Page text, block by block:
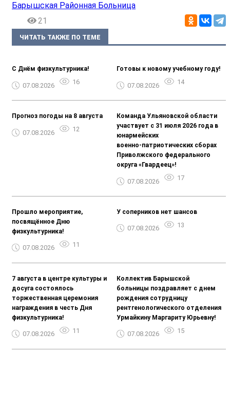
Барышская Районная Больница
21
ЧИТАТЬ ТАКЖЕ ПО ТЕМЕ
С Днём физкультурника!
07.08.2026 16
Готовы к новому учебному году!
07.08.2026 14
Прогноз погоды на 8 августа
07.08.2026 12
Команда Ульяновской области
участвует с 31 июля 2026 года в
юнармейских
военно‑патриотических сборах
Приволжского федерального
округа «Гвардеец»!
07.08.2026 17
Прошло мероприятие,
посвящённое Дню
физкультурника!
07.08.2026 11
У соперников нет шансов
07.08.2026 13
7 августа в центре культуры и
досуга состоялось
торжественная церемония
награждения в честь Дня
физкультурника!
07.08.2026 11
Коллектив Барышской
больницы поздравляет с днем
рождения сотрудницу
рентгенологического отделения
Урмайкину Маргариту Юрьевну!
07.08.2026 15